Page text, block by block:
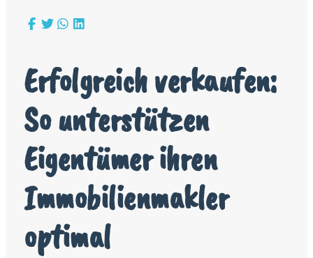
Erfolgreich verkaufen:
So unterstützen
Eigentümer ihren
Immobilienmakler
optimal